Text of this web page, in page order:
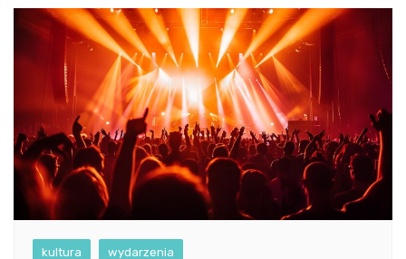
kultura wydarzenia